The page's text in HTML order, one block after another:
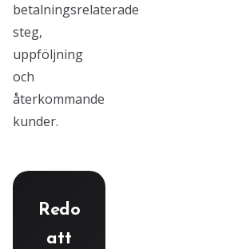
betalningsrelaterade
steg,
uppföljning
och
återkommande
kunder.
Redo
att